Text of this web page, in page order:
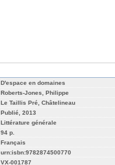
D'espace en domaines
Roberts-Jones, Philippe
Le Taillis Pré, Châtelineau
Publié, 2013
Littérature générale
94 p.
Français
urn:isbn:9782874500770
VX-001787